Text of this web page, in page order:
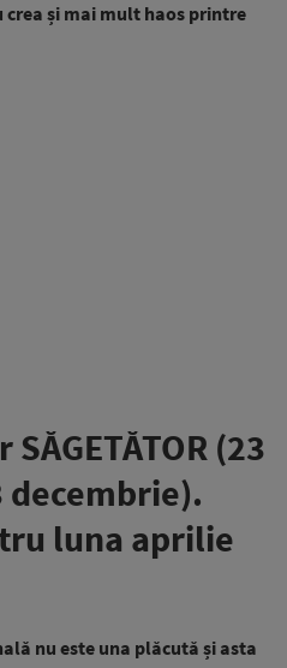
și mai mult haos printre
(23
decembrie).
luna aprilie
nu este una plăcută și asta